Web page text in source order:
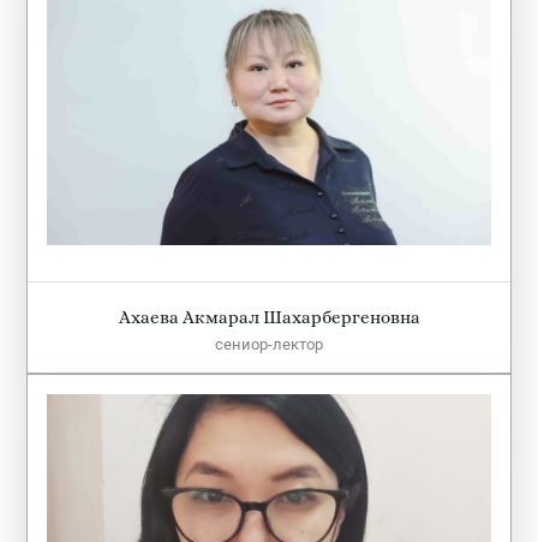
Ахаева Акмарал Шахарбергеновна
сениор-лектор